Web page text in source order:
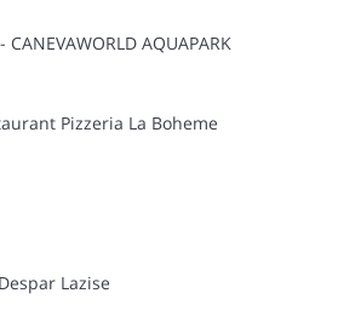
AQUAPARK
Pizzeria La Boheme
Lazise